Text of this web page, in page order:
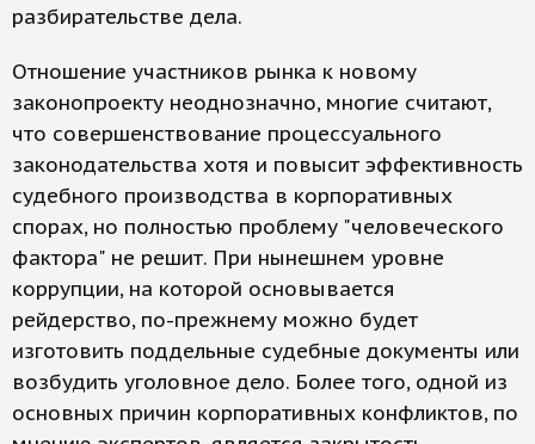
разбирательстве дела.
Отношение участников рынка к новому
законопроекту неоднозначно, многие считают,
что совершенствование процессуального
законодательства хотя и повысит эффективность
судебного производства в корпоративных
спорах, но полностью проблему "человеческого
фактора" не решит. При нынешнем уровне
коррупции, на которой основывается
рейдерство, по-прежнему можно будет
изготовить поддельные судебные документы или
возбудить уголовное дело. Более того, одной из
основных причин корпоративных конфликтов, по